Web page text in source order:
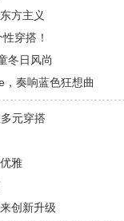
方主义
穿搭！
冬日风尚
奏响蓝色狂想曲
元穿搭
雅
创新升级